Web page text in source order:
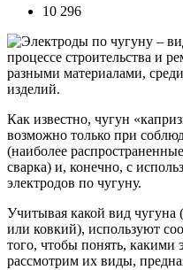
10 296
процессе строительства и
разными материалами,
изделий.
Как известно, чугун
возможно только при
(наиболее
сварка) и, конечно, с
электродов по чугуну.
Учитывая какой вид
или ковкий), используют
того, чтобы понять, какими
рассмотрим их виды,